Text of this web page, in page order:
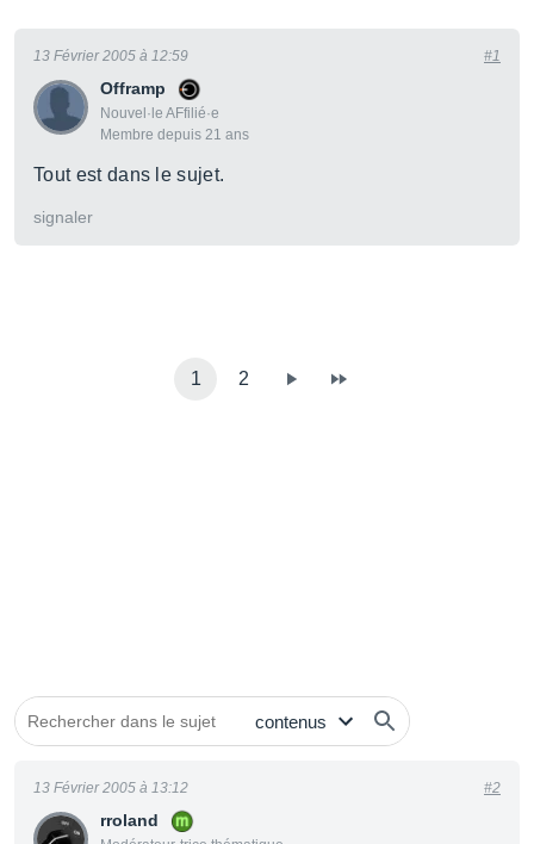
Offramp
Nouvel·le AFfilié·e
Membre depuis 21 ans
13 Février 2005 à 12:59 #1
Tout est dans le sujet.
signaler
1 2
rroland
13 Février 2005 à 13:12 #2